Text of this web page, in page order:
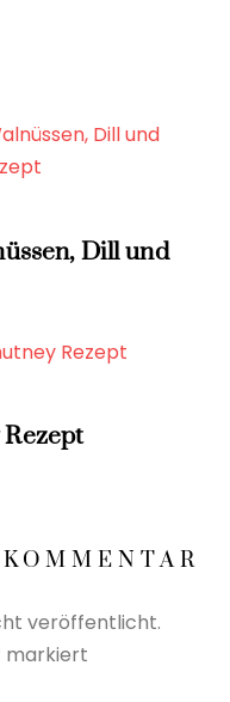
Dill und
veröffentlicht.
markiert